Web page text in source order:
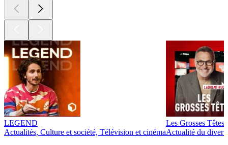
LEGEND
Actualités, Culture et société, Télévision et cinéma
Les Grosses Têtes
Actualité du